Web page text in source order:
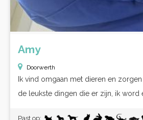
Amy
Doorwerth
Ik vind omgaan met dieren en
de leukste dingen die er zijn, ik word
Past op: